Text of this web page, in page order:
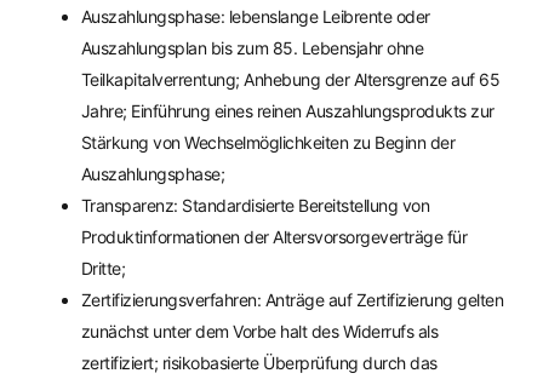
Auszahlungsphase: lebenslange Leibrente oder
Auszahlungsplan bis zum 85. Lebensjahr ohne
Teilkapitalverrentung; Anhebung der Altersgrenze auf 65
Jahre; Einführung eines reinen Auszahlungsprodukts zur
Stärkung von Wechselmöglichkeiten zu Beginn der
Auszahlungsphase;
Transparenz: Standardisierte Bereitstellung von
Produktinformationen der Altersvorsorgeverträge für
Dritte;
Zertifizierungsverfahren: Anträge auf Zertifizierung gelten
zunächst unter dem Vorbe halt des Widerrufs als
zertifiziert; risikobasierte Überprüfung durch das